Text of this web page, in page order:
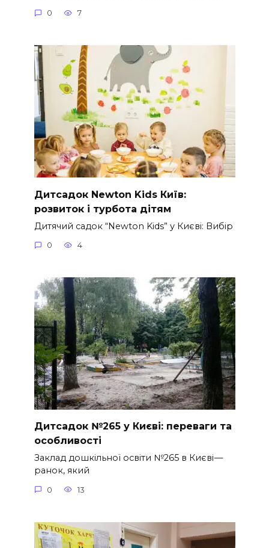
0 7
Дитсадок Newton Kids Київ:
розвиток і турбота дітям
Дитячий садок “Newton Kids” у Києві: Вибір
0 4
Дитсадок №265 у Києві: переваги та
особливості
Заклад дошкільної освіти №265 в Києві —
ранок, який
0 13